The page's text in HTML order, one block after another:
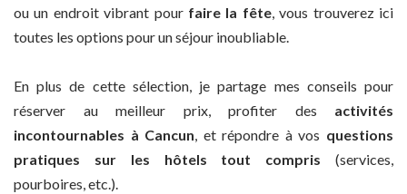
ou un endroit vibrant pour faire la fête, vous trouverez ici
toutes les options pour un séjour inoubliable.
En plus de cette sélection, je partage mes conseils pour
réserver au meilleur prix, profiter des activités
incontournables à Cancun, et répondre à vos questions
pratiques sur les hôtels tout compris (services,
pourboires, etc.).